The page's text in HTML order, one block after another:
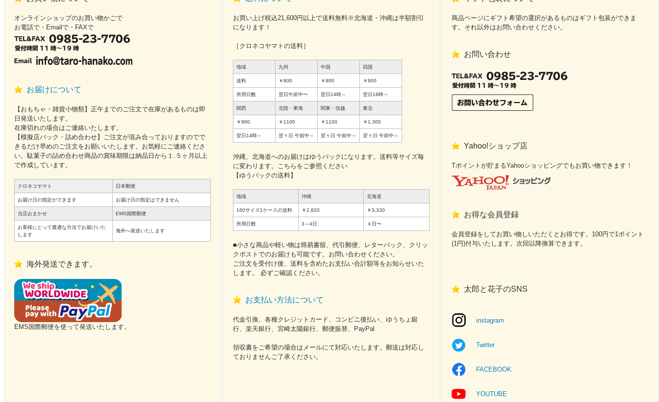
オンラインショップのお買い物かごで
お電話で・Emailで・FAXで
お届けについて
【おもちゃ・雑貨小物類】正午までのご注文で在庫があるものは即
日発送いたします。
在庫切れの場合はご連絡いたします。
【模擬店パック・詰め合わせ】ご注文が混み合っておりますのでで
きるだけ早めのご注文をお願いいたします。お気軽にご連絡くださ
い。駄菓子の詰め合わせ商品の賞味期限は納品日から１.５ヶ月以上
で作成しています。
クロネコヤマト 日本郵便
お届け日の指定ができます お届け日の指定はできません
当店おまかせ EMS国際郵便
お客様にとって最適な方法でお届けいた
します
海外へ発送いたします
海外発送できます。
EMS国際郵便を使って発送いたします。
お買い上げ税込21,600円以上で送料無料※北海道・沖縄は半額割引
になります！
［クロネコヤマトの送料］
地域 九州 中国 四国
送料 ￥800 ￥900 ￥900
所用日数 翌日午前中〜 翌日14時～ 翌日18時～
関西 北陸・東海 関東・信越 東北
￥900 ￥1100 ￥1100 ￥1,300
翌日14時～ 翌々日 午前中～ 翌々日 午前中～ 翌々日 午前中～
沖縄、北海道へのお届けはゆうパックになります。送料等サイズ毎
に変わります。こちらをご参照ください
【ゆうパックの送料】
地域 沖縄 北海道
160サイズ1ケースの送料 ￥2,820 ￥3,330
所用日数 3～4日 ４日〜
■小さな商品や軽い物は簡易書留、代引郵便、レターパック、クリッ
クポストでのお届けも可能です。お問い合わせください。
ご注文を受付け後、送料を含めたお支払い合計額等をお知らせいた
します。 必ずご確認ください。
お支払い方法について
代金引換、各種クレジットカード、コンビニ後払い、ゆうちょ銀
行、楽天銀行、宮崎太陽銀行、郵便振替、PayPal
領収書をご希望の場合はメールにて対応いたします。郵送は対応し
ておりませんご了承ください。
商品ページにギフト希望の選択があるものはギフト包装ができま
す。それ以外はお問い合わせください。
お問い合わせ
Yahoo!ショップ店
Tポイントが貯まるYahooショッピングでもお買い物できます！
お得な会員登録
会員登録をしてお買い物しいただくとお得です。100円で1ポイント
(1円)付与いたします。次回以降換算できます。
太郎と花子のSNS
instagram
Twitter
FACEBOOK
YOUTUBE